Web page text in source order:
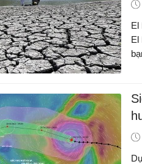
El
El